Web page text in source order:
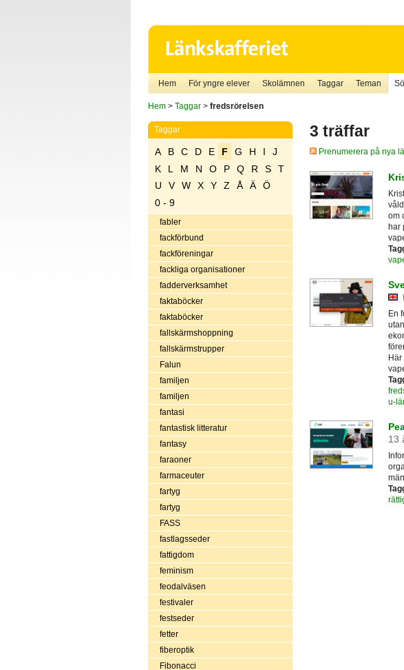
Hem För yngre elever Skolämnen Taggar Teman
Hem> Taggar> fredsrörelsen
Taggar
A B C D E F G H I
J
K
L M N O P Q R S
T
U
V W X Y Z Å Ä
Ö
0 - 9
fabler
fackförbund
fackföreningar
fackliga organisationer
fadderverksamhet
faktaböcker
faktaböcker
fallskärmshoppning
fallskärmstrupper
Falun
familjen
familjen
fantasi
fantastisk litteratur
fantasy
faraoner
farmaceuter
fartyg
fartyg
FASS
fastlagsseder
fattigdom
feminism
feodalväsen
festivaler
festseder
fetter
fiberoptik
Fibonacci
3 träffar
Prenumerera på nya
om
har
En
u-
13